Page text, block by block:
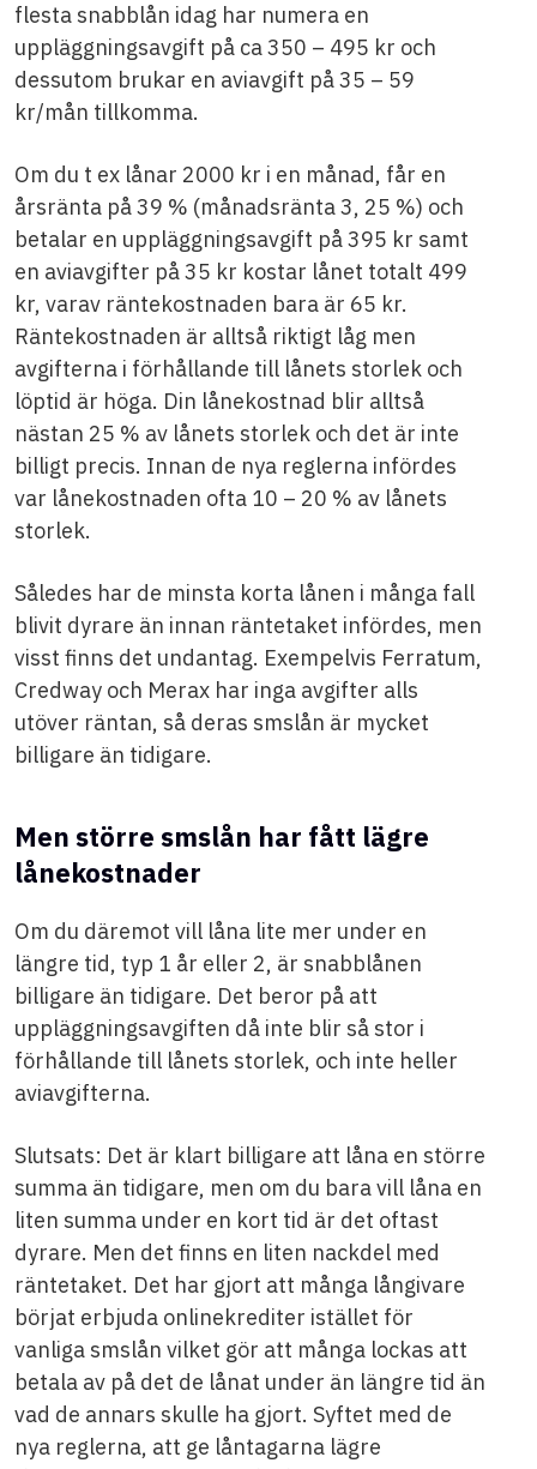
flesta snabblån idag har numera en
uppläggningsavgift på ca 350 – 495 kr och
dessutom brukar en aviavgift på 35 – 59
kr/mån tillkomma.
Om du t ex lånar 2000 kr i en månad, får en
årsränta på 39 % (månadsränta 3, 25 %) och
betalar en uppläggningsavgift på 395 kr samt
en aviavgifter på 35 kr kostar lånet totalt 499
kr, varav räntekostnaden bara är 65 kr.
Räntekostnaden är alltså riktigt låg men
avgifterna i förhållande till lånets storlek och
löptid är höga. Din lånekostnad blir alltså
nästan 25 % av lånets storlek och det är inte
billigt precis. Innan de nya reglerna infördes
var lånekostnaden ofta 10 – 20 % av lånets
storlek.
Således har de minsta korta lånen i många fall
blivit dyrare än innan räntetaket infördes, men
visst finns det undantag. Exempelvis Ferratum,
Credway och Merax har inga avgifter alls
utöver räntan, så deras smslån är mycket
billigare än tidigare.
Men större smslån har fått lägre
lånekostnader
Om du däremot vill låna lite mer under en
längre tid, typ 1 år eller 2, är snabblånen
billigare än tidigare. Det beror på att
uppläggningsavgiften då inte blir så stor i
förhållande till lånets storlek, och inte heller
aviavgifterna.
Slutsats: Det är klart billigare att låna en större
summa än tidigare, men om du bara vill låna en
liten summa under en kort tid är det oftast
dyrare. Men det finns en liten nackdel med
räntetaket. Det har gjort att många långivare
börjat erbjuda onlinekrediter istället för
vanliga smslån vilket gör att många lockas att
betala av på det de lånat under än längre tid än
vad de annars skulle ha gjort. Syftet med de
nya reglerna, att ge låntagarna lägre